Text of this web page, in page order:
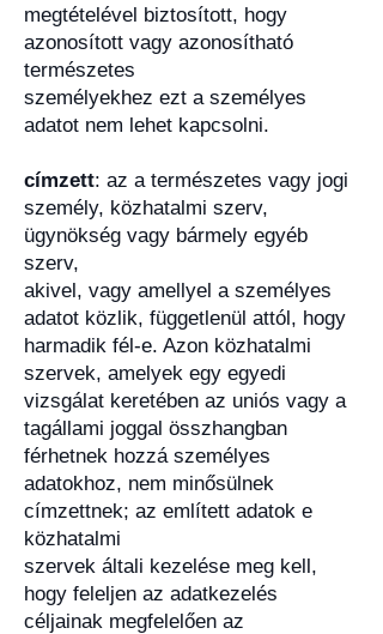
megtételével biztosított, hogy
azonosított vagy azonosítható
természetes
személyekhez ezt a személyes
adatot nem lehet kapcsolni.
címzett: az a természetes vagy jogi
személy, közhatalmi szerv,
ügynökség vagy bármely egyéb
szerv,
akivel, vagy amellyel a személyes
adatot közlik, függetlenül attól, hogy
harmadik fél-e. Azon közhatalmi
szervek, amelyek egy egyedi
vizsgálat keretében az uniós vagy a
tagállami joggal összhangban
férhetnek hozzá személyes
adatokhoz, nem minősülnek
címzettnek; az említett adatok e
közhatalmi
szervek általi kezelése meg kell,
hogy feleljen az adatkezelés
céljainak megfelelően az